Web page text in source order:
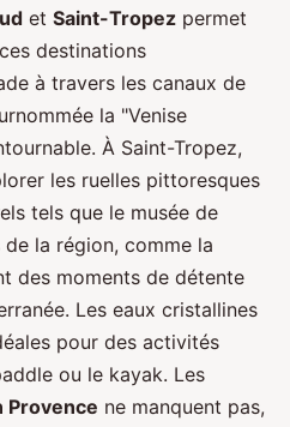
et Saint-Tropez permet
destinations
à travers les canaux de
la "Venise
À Saint-Tropez,
les ruelles pittoresques
tels que le musée de
la région, comme la
des moments de détente
Les eaux cristallines
pour des activités
ou le kayak. Les
Provence ne manquent pas,